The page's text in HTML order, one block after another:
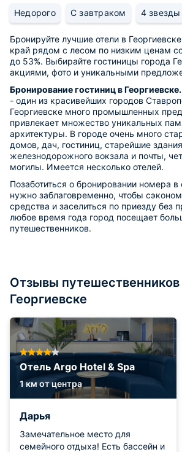
Недорого С завтраком 4 звезды
Бронируйте лучшие отели в
край рядом с лесом по низким ценам
до 53%. Выбирайте гостиницы города
акциями, фото и уникальными
Бронирование гостиниц в Георгиевске.
- один из красивейших городов
Георгиевске много промышленных
привлекает множество уникальных
архитектуры. В городе очень много
домов, дач, гостиниц, старейшие здания
железнодорожного вокзала и почты,
могилы. Имеется несколько отелей.
Позаботиться о бронировании номера в
нужно заблаговременно, чтобы
средства и заселиться по приезду без
любое время года город посещает
путешественников.
Отзывы путешественников
Георгиевске
Отель Argo Hotel & Spa
1 км от центра
Дарья
Замечательное место для
семейного отдыха! Есть бассейн и